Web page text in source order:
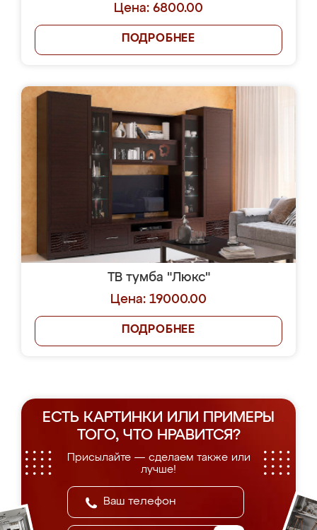
Цена: 6800.00
ПОДРОБНЕЕ
ТВ тумба "Люкс"
Цена: 19000.00
ПОДРОБНЕЕ
ЕСТЬ КАРТИНКИ ИЛИ ПРИМЕРЫ
ТОГО, ЧТО НРАВИТСЯ?
Присылайте — сделаем также или
лучше!